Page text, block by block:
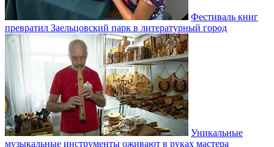
Фестиваль книг
превратил Заельцовский парк в литературный город
Уникальные
музыкальные инструменты оживают в руках мастера